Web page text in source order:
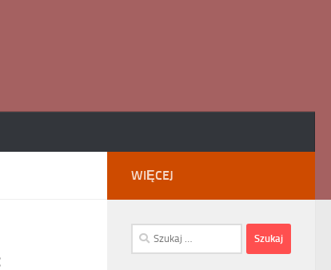
WIĘCEJ
Szukaj: